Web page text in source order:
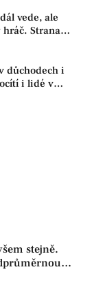
vede, ale
Strana
důchodech i
i lidé v
stejně.